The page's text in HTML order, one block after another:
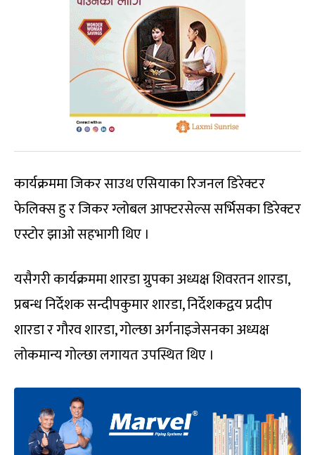
कार्यक्रममा जिकर साउथ एसियाका रिजनल डिरेक्टर
फेलिक्स हु र जिकर ग्लोबल आफ्टरसेल्स सर्भिसका डिरेक्टर
एस्टोर झाओ सहभागी थिए ।
यसैगरी कार्यक्रममा शारडा ग्रुपका अध्यक्ष शिवरतन शारडा,
प्रबन्ध निर्देशक सन्दीपकुमार शारडा, निर्देशकद्वय प्रदीप
शारडा र गौरव शारडा, गोल्छा अर्गनाइजेसनका अध्यक्ष
लोकमान्य गोल्छा लगायत उपस्थित थिए ।